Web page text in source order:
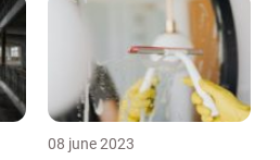
08 june 2023